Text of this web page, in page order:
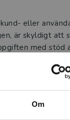
Om
eller
är skyldigt att
med stöd
av
alla